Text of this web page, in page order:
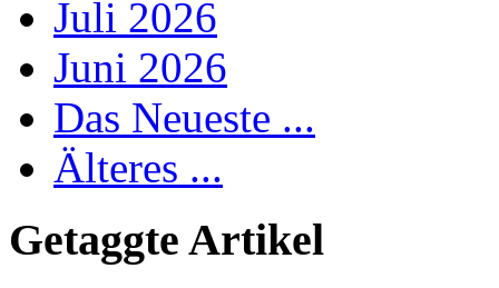
Juli 2026
Juni 2026
Das Neueste ...
Älteres ...
Getaggte Artikel